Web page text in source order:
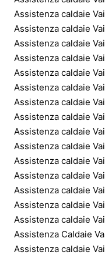
Assistenza caldaie
Assistenza caldaie
Assistenza caldaie
Assistenza caldaie
Assistenza caldaie
Assistenza caldaie
Assistenza caldaie
Assistenza caldaie
Assistenza caldaie
Assistenza caldaie
Assistenza caldaie
Assistenza caldaie
Assistenza caldaie
Assistenza caldaie
Assistenza caldaie
Assistenza Caldaie
Assistenza caldaie